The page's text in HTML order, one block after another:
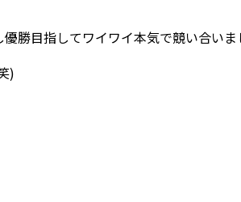
勝目指してワイワイ本気で競い合い
)